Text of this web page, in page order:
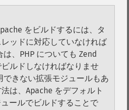
をビルドするには、タ
ッドに対応していなければ
、PHP についても Zend
ルドしなければなりませ
できない拡張モジュールもあ
は、Apache をデフォルト
ュールでビルドすることで